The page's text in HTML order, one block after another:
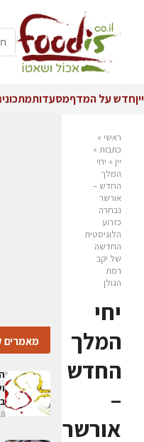
ייןחדש על המדףמסעדות
ראשי »
כתבות »
יין » יחי
המלך
החדש –
אורשר
נבחרה
כזרוע
הלוגיסטית
החדשה
של יקב
רמת
הגולן
יחי
המלך
החדש
–
אורשר
מאמרים
18